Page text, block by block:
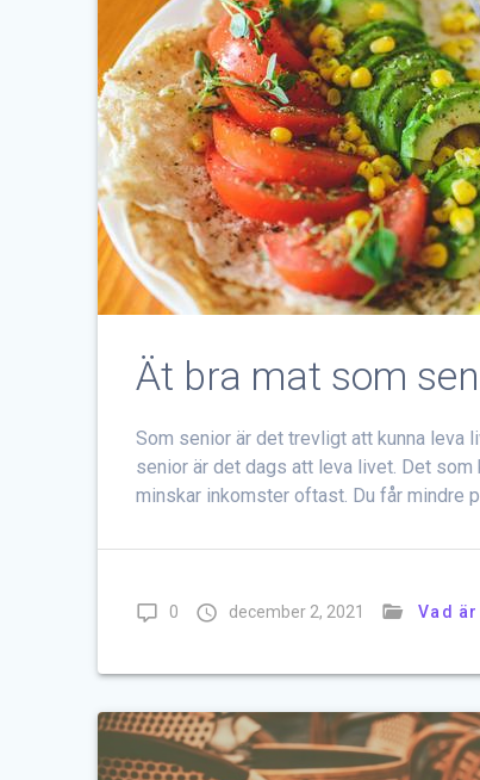
Ät bra mat som
Som senior är det trevligt att kunna leva
senior är det dags att leva livet. Det som
minskar inkomster oftast. Du får mindre
0 december 2, 2021 Vad